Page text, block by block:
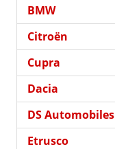
BMW
Citroën
Cupra
Dacia
DS Automobiles
Etrusco